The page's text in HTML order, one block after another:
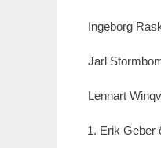
Ingeborg
Jarl
Lennart
Erik Geber